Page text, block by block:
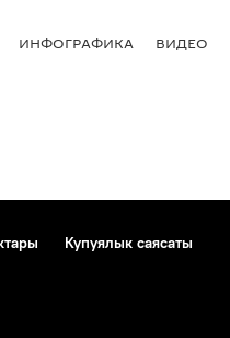
ИНФОГРАФИКА ВИДЕО
Купуялык саясаты